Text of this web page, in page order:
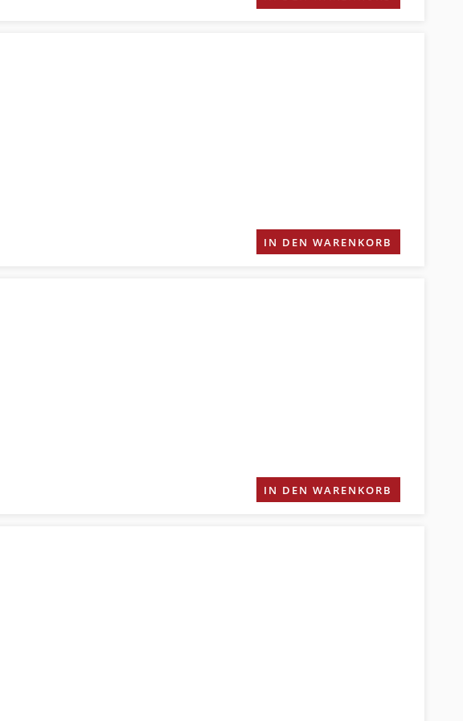
IN DEN WARENKORB
IN DEN WARENKORB